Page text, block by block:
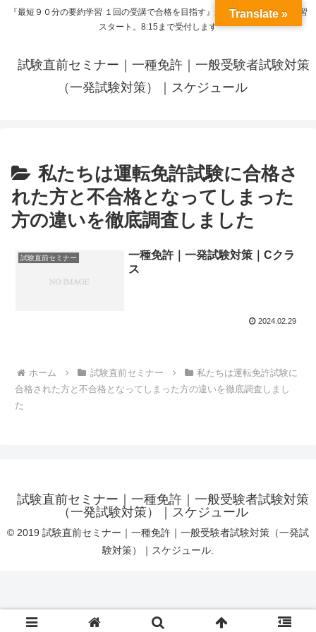
『最短９０分の要約学習 １回の受講で合格を目指す』来呼応した時間から学習
スタート。8:15まで受付します
試験直前セミナー｜一種免許｜一般受験者試験対策
（一発試験対策）｜スケジュール
私たちは運転免許試験に合格さ
れた方と不合格となってしまった
方の違いを徹底調査しました
試験直前セミナー
一種免許｜一発試験対策｜Cクラ
ス
2024.02.29
ホーム 試験直前セミナー
私たちは運転免許試験に
合格された方と不合格となってしまった方の違いを徹底調査しまし
た
試験直前セミナー｜一種免許｜一般受験者試験対策
（一発試験対策）｜スケジュール
© 2019 試験直前セミナー｜一種免許｜一般受験者試験対策（一発試
験対策）｜スケジュール.
Translate »